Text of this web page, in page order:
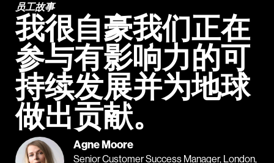
员工故事
我很自豪我们正在
参与有影响力的可
持续发展并为地球
做出贡献。
Agne Moore
Senior Customer Success Manager, London,